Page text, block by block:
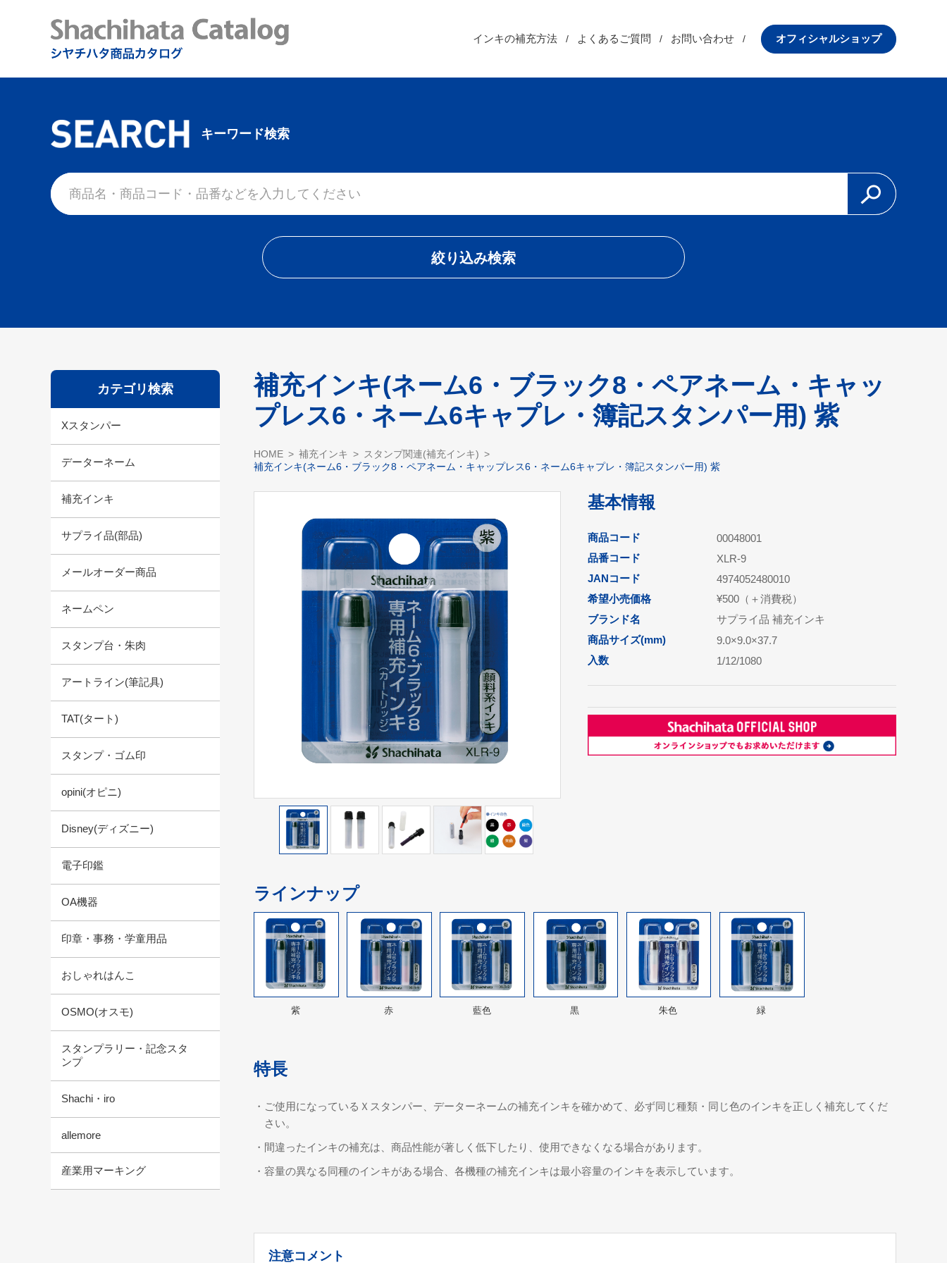
インキの補充方法 よくあるご質問 お問い合わせ オフィシャルショップ
キーワード検索
絞り込み検索
カテゴリ検索
Xスタンパー
データーネーム
補充インキ
サプライ品(部品)
メールオーダー商品
ネームペン
スタンプ台・朱肉
アートライン(筆記具)
TAT(タート)
スタンプ・ゴム印
opini(オピニ)
Disney(ディズニー)
電子印鑑
OA機器
印章・事務・学童用品
おしゃれはんこ
OSMO(オスモ)
スタンプラリー・記念スタ
ンプ
Shachi・iro
allemore
産業用マーキング
補充インキ(ネーム6・ブラック8・ペアネーム・キャッ
プレス6・ネーム6キャプレ・簿記スタンパー用) 紫
HOME 補充インキ
スタンプ関連(補充インキ)
補充インキ(ネーム6・ブラック8・ペアネーム・キャップレス6・ネーム6キャプレ・簿記スタンパー用) 紫
基本情報
商品コード
00048001
品番コード
XLR-9
JANコード
4974052480010
希望小売価格
¥500（＋消費税）
ブランド名
サプライ品 補充インキ
商品サイズ(mm)
9.0×9.0×37.7
入数
1/12/1080
ラインナップ
紫 赤 藍色 黒 朱色 緑
特長
・ご使用になっているＸスタンパー、データーネームの補充インキを確かめて、必ず同じ種類・同じ色のインキを正しく補充してくだ
さい。
・間違ったインキの補充は、商品性能が著しく低下したり、使用できなくなる場合があります。
・容量の異なる同種のインキがある場合、各機種の補充インキは最小容量のインキを表示しています。
注意コメント